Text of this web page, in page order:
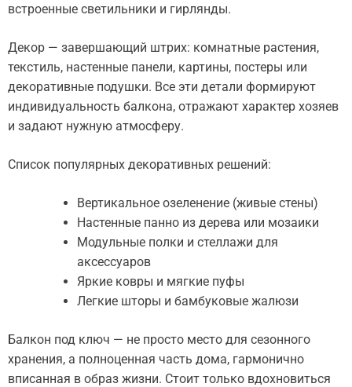
встроенные светильники и гирлянды.
Декор — завершающий штрих: комнатные растения,
текстиль, настенные панели, картины, постеры или
декоративные подушки. Все эти детали формируют
индивидуальность балкона, отражают характер хозяев
и задают нужную атмосферу.
Список популярных декоративных решений:
Вертикальное озеленение (живые стены)
Настенные панно из дерева или мозаики
Модульные полки и стеллажи для
аксессуаров
Яркие ковры и мягкие пуфы
Легкие шторы и бамбуковые жалюзи
Балкон под ключ — не просто место для сезонного
хранения, а полноценная часть дома, гармонично
вписанная в образ жизни. Стоит только вдохновиться